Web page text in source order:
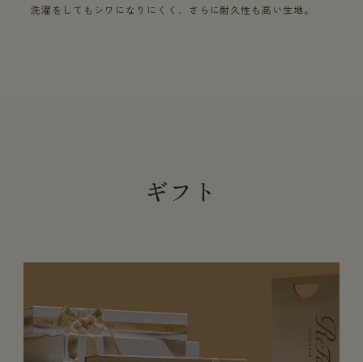
洗濯をしてもシワになりにくく、さらに耐久性も高い生地。
ギフト